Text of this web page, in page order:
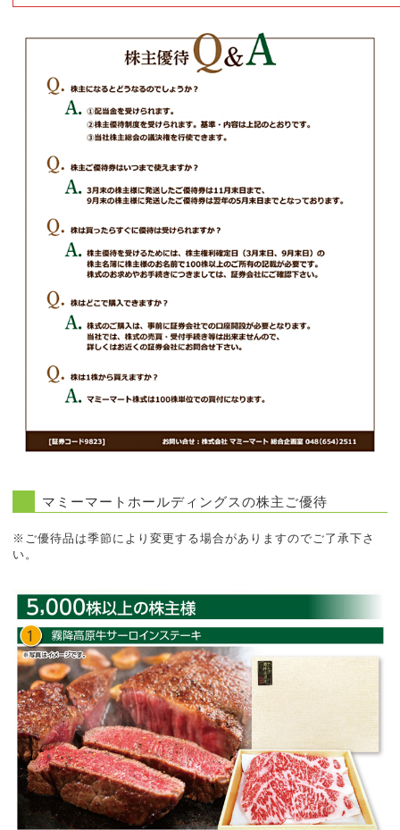
マミーマートホールディングスの株主ご優待
※ご優待品は季節により変更する場合がありますのでご了承下さ
い。